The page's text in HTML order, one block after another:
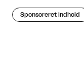
Sponsoreret indhold